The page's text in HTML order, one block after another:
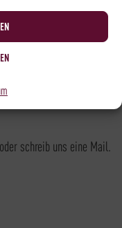
schreib uns eine Mail.